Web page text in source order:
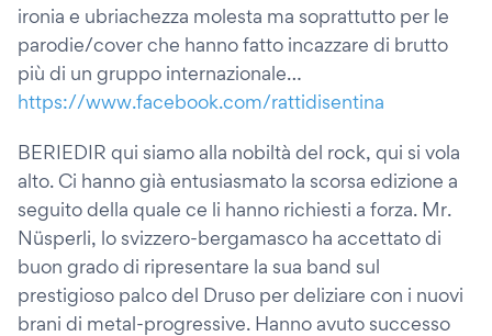
ironia e ubriachezza molesta ma soprattutto per le
parodie/cover che hanno fatto incazzare di brutto
più di un gruppo internazionale…
https://www.facebook.com/rattidisentina
BERIEDIR qui siamo alla nobiltà del rock, qui si vola
alto. Ci hanno già entusiasmato la scorsa edizione a
seguito della quale ce li hanno richiesti a forza. Mr.
Nüsperli, lo svizzero-bergamasco ha accettato di
buon grado di ripresentare la sua band sul
prestigioso palco del Druso per deliziare con i nuovi
brani di metal-progressive. Hanno avuto successo